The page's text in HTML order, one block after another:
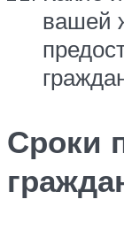
вашей
Сроки